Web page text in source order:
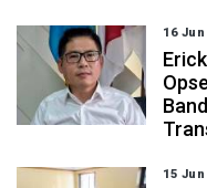
16 Jun
15 Jun